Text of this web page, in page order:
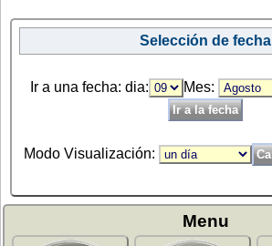
Selección de fecha
Ir a una fecha: dia: Mes:
Modo Visualización:
Menu